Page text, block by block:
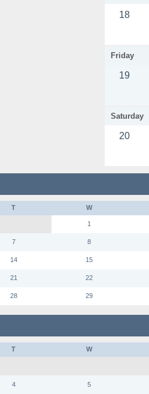
18
Friday
19
Saturday
20
T W
1
7 8
14 15
21 22
28 29
T W
4 5